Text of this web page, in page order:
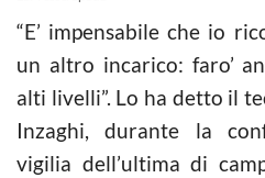
“E’ impensabile che io
un altro incarico: faro’
alti livelli”. Lo ha detto il
Inzaghi, durante la
vigilia dell’ultima di